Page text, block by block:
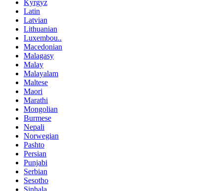
Kyrgyz
Latin
Latvian
Lithuanian
Luxembou..
Macedonian
Malagasy
Malay
Malayalam
Maltese
Maori
Marathi
Mongolian
Burmese
Nepali
Norwegian
Pashto
Persian
Punjabi
Serbian
Sesotho
Sinhala